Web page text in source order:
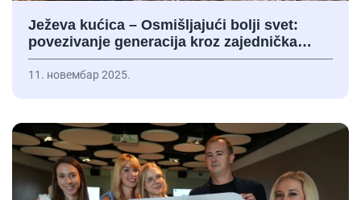
Ježeva kućica – Osmišljajući bolji svet:
povezivanje generacija kroz zajednička…
11. новембар 2025.